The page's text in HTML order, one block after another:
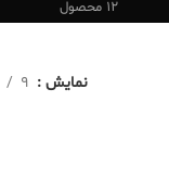
12 محصول
نمایش 9